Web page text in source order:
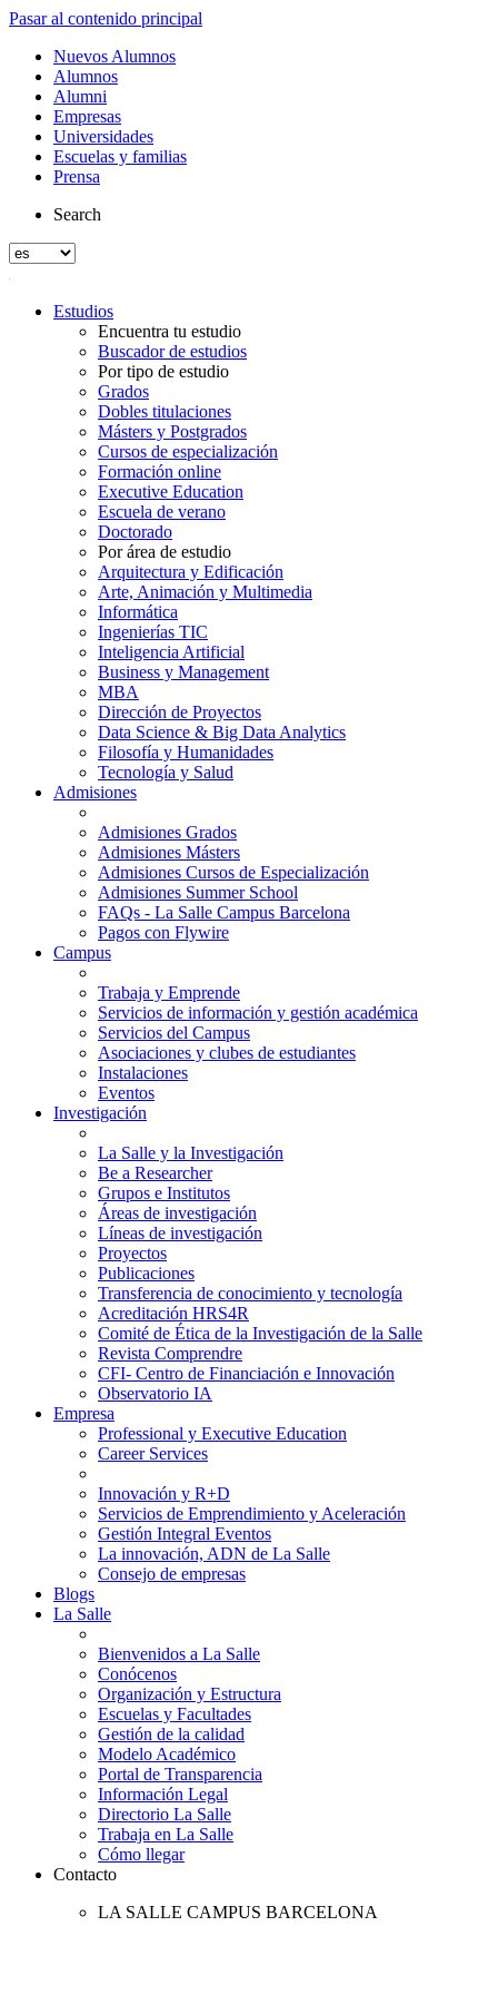
Pasar al contenido principal
Nuevos Alumnos
Alumnos
Alumni
Empresas
Universidades
Escuelas y familias
Prensa
Search
Estudios
Encuentra tu estudio
Buscador de estudios
Por tipo de estudio
Grados
Dobles titulaciones
Másters y Postgrados
Cursos de especialización
Formación online
Executive Education
Escuela de verano
Doctorado
Por área de estudio
Arquitectura y Edificación
Arte, Animación y Multimedia
Informática
Ingenierías TIC
Inteligencia Artificial
Business y Management
MBA
Dirección de Proyectos
Data Science & Big Data Analytics
Filosofía y Humanidades
Tecnología y Salud
Admisiones
Admisiones Grados
Admisiones Másters
Admisiones Cursos de Especialización
Admisiones Summer School
FAQs - La Salle Campus Barcelona
Pagos con Flywire
Campus
Trabaja y Emprende
Servicios de información y gestión académica
Servicios del Campus
Asociaciones y clubes de estudiantes
Instalaciones
Eventos
Investigación
La Salle y la Investigación
Be a Researcher
Grupos e Institutos
Áreas de investigación
Líneas de investigación
Proyectos
Publicaciones
Transferencia de conocimiento y tecnología
Acreditación HRS4R
Comité de Ética de la Investigación de la Salle
Revista Comprendre
CFI- Centro de Financiación e Innovación
Observatorio IA
Empresa
Professional y Executive Education
Career Services
Innovación y R+D
Servicios de Emprendimiento y Aceleración
Gestión Integral Eventos
La innovación, ADN de La Salle
Consejo de empresas
Blogs
La Salle
Bienvenidos a La Salle
Conócenos
Organización y Estructura
Escuelas y Facultades
Gestión de la calidad
Modelo Académico
Portal de Transparencia
Información Legal
Directorio La Salle
Trabaja en La Salle
Cómo llegar
Contacto
LA SALLE CAMPUS BARCELONA